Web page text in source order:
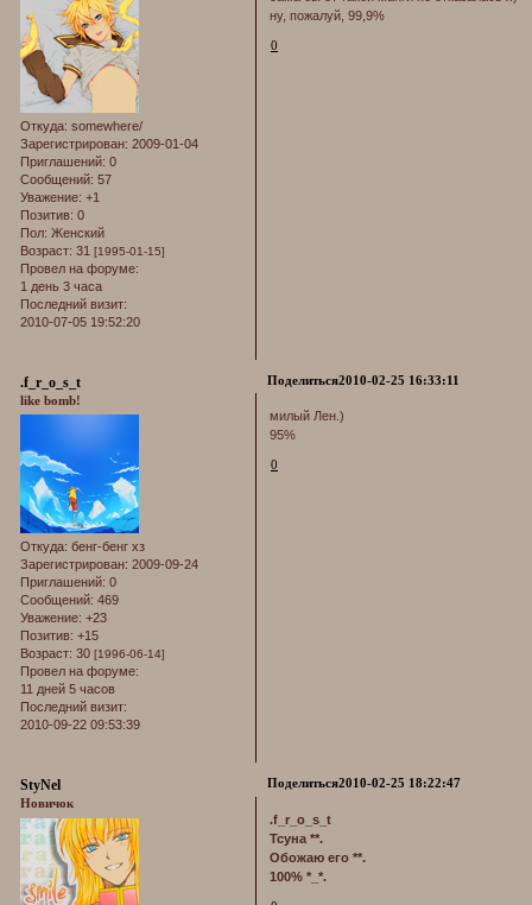
Откуда: somewhere/
Зарегистрирован: 2009-01-04
Приглашений: 0
Сообщений: 57
Уважение: +1
Позитив: 0
Пол: Женский
Возраст: 31 [1995-01-15]
Провел на форуме:
1 день 3 часа
Последний визит:
2010-07-05 19:52:20
ну, пожалуй, 99,9%
0
Поделиться2010-02-25 16:33:11
.f_r_o_s_t
like bomb!
Откуда: бенг-бенг хз
Зарегистрирован: 2009-09-24
Приглашений: 0
Сообщений: 469
Уважение: +23
Позитив: +15
Возраст: 30 [1996-06-14]
Провел на форуме:
11 дней 5 часов
Последний визит:
2010-09-22 09:53:39
милый Лен.)
95%
0
Поделиться2010-02-25 18:22:47
StyNel
Новичок
.f_r_o_s_t
Тсуна **.
Обожаю его **.
100% *_*.